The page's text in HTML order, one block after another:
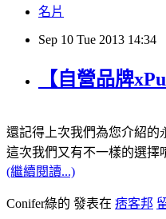
名片
Sep 10 Tue 2013 14:34
【自營品牌
還記得上次我們為您介紹的
這次我們又有不一樣的選擇
(繼續閱讀...)
Conifer綠的 發表在 痞客邦